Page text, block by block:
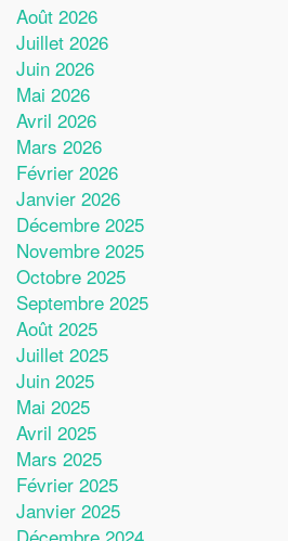
Août 2026
Juillet 2026
Juin 2026
Mai 2026
Avril 2026
Mars 2026
Février 2026
Janvier 2026
Décembre 2025
Novembre 2025
Octobre 2025
Septembre 2025
Août 2025
Juillet 2025
Juin 2025
Mai 2025
Avril 2025
Mars 2025
Février 2025
Janvier 2025